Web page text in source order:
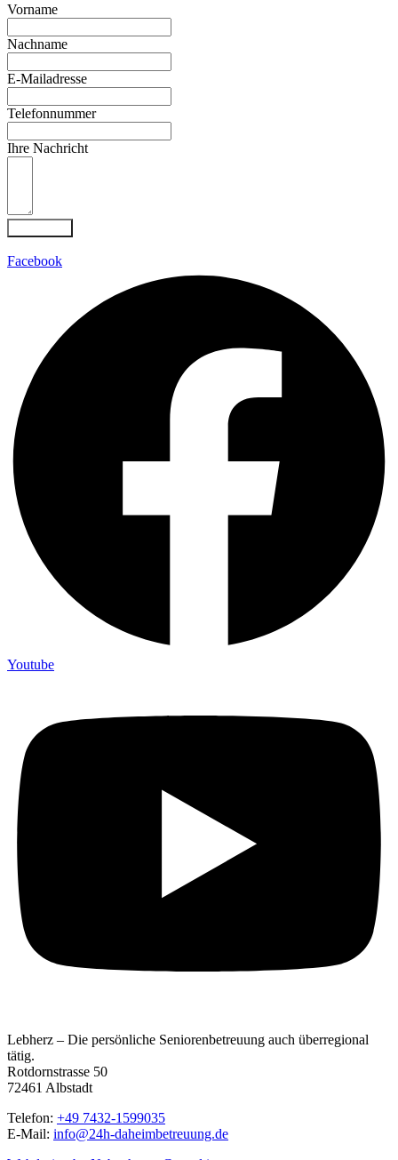
Vorname
Nachname
E-Mailadresse
Telefonnummer
Ihre Nachricht
Facebook
Youtube
Lebherz – Die persönliche Seniorenbetreuung auch überregional
tätig.
Rotdornstrasse 50
72461 Albstadt
Telefon: +49 7432-1599035
E-Mail: info@24h-daheimbetreuung.de